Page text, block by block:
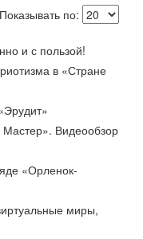
Показывать по:
и с пользой!
в «Стране
Видеообзор
«Орленок-
миры,